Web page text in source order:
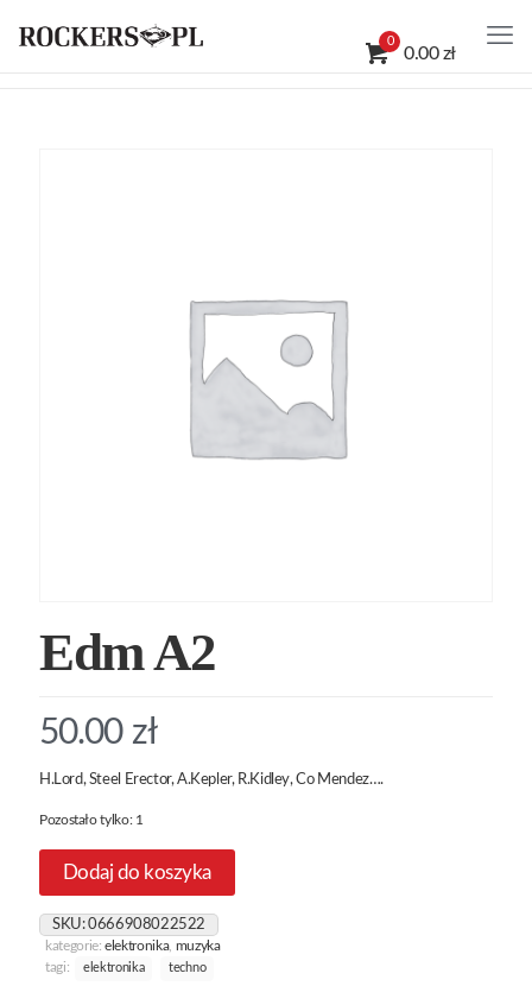
0
0.00 zł
Edm A2
50.00 zł
H.Lord, Steel Erector, A.Kepler, R.Kidley, Co Mendez….
Pozostało tylko: 1
Dodaj do koszyka
SKU:0666908022522
kategorie:elektronika, muzyka
tagi:
elektronika techno